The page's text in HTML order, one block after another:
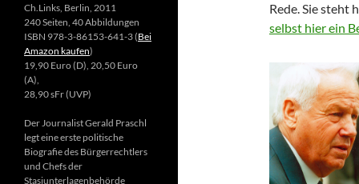
Rede. Sie steht
selbst hier ein
Ch.Links, Berlin, 2011
240 Seiten, 40 Abbildungen
ISBN 978-3-86153-641-3 (Bei
Amazon kaufen)
19,90 Euro (D), 20,50 Euro
(A),
28,90 sFr (UVP)
Der Journalist Gerald Praschl
legt eine erste politische
Biografie des Bürgerrechtlers
und Chefs der
Stasiunterlagenbehörde